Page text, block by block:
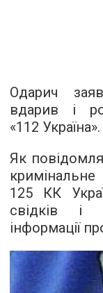
Одарич
вдарив і
«112 Україна».
Як
125 КК
свідків і
інформації